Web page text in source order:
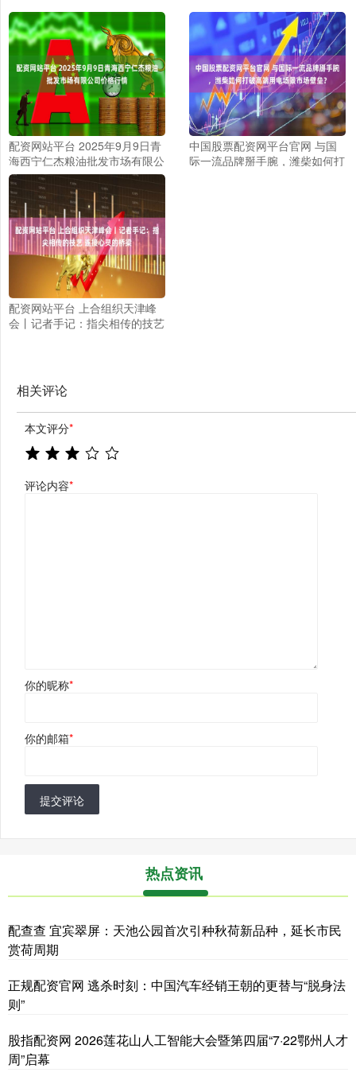
配资网站平台 2025年9月9日青
海西宁仁杰粮油批发市场有限公
司价格行情
中国股票配资网平台官网 与国
际一流品牌掰手腕，潍柴如何打
配资网站平台 上合组织天津峰
会丨记者手记：指尖相传的技艺
相关评论
本文评分*
评论内容*
你的昵称*
你的邮箱*
提交评论
热点资讯
配查查 宜宾翠屏：天池公园首次引种秋荷新品种，延长市民
赏荷周期
正规配资官网 逃杀时刻：中国汽车经销王朝的更替与“脱身法
则”
股指配资网 2026莲花山人工智能大会暨第四届“7·22鄂州人才
周”启幕